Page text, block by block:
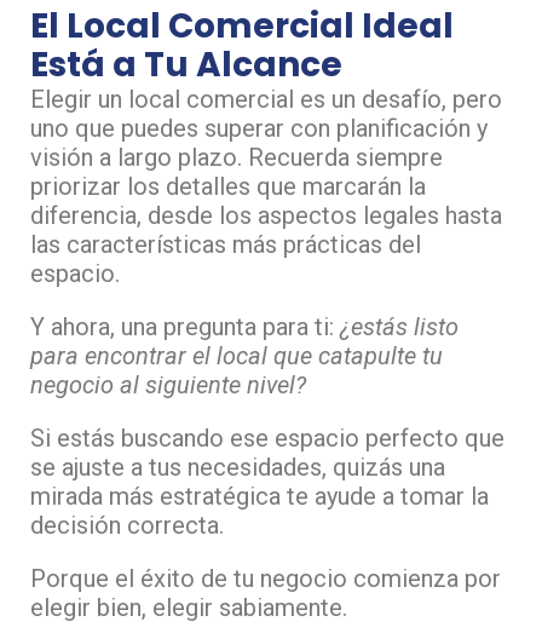
El Local Comercial Ideal
Está a Tu Alcance
Elegir un local comercial es un desafío, pero
uno que puedes superar con planificación y
visión a largo plazo. Recuerda siempre
priorizar los detalles que marcarán la
diferencia, desde los aspectos legales hasta
las características más prácticas del
espacio.
Y ahora, una pregunta para ti: ¿estás listo
para encontrar el local que catapulte tu
negocio al siguiente nivel?
Si estás buscando ese espacio perfecto que
se ajuste a tus necesidades, quizás una
mirada más estratégica te ayude a tomar la
decisión correcta.
Porque el éxito de tu negocio comienza por
elegir bien, elegir sabiamente.